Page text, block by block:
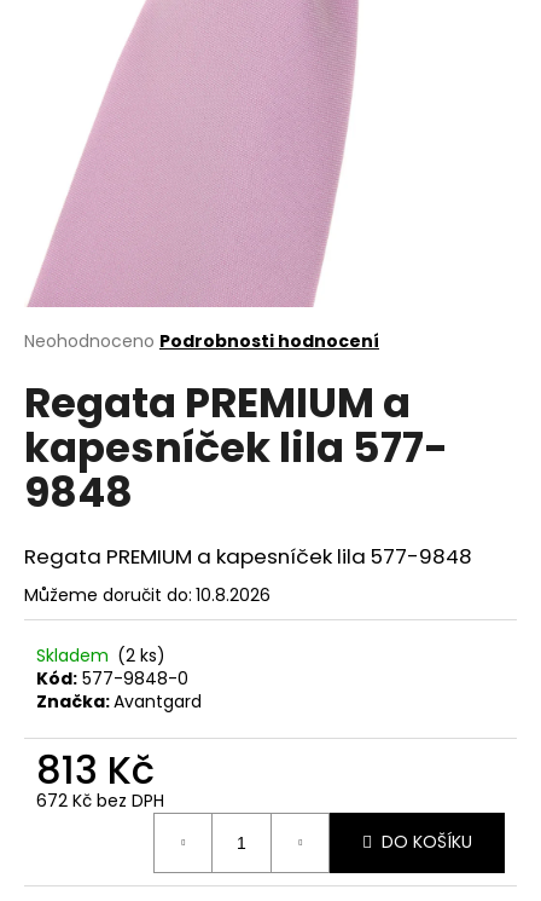
Průměrné
produktu
je
0,0
5
hvězdiček.
Neohodnoceno Podrobnosti hodnocení
Regata PREMIUM a
kapesníček lila 577-
9848
Regata PREMIUM a kapesníček lila 577-9848
Můžeme doručit do: 10.8.2026
Skladem (2 ks)
Kód: 577-9848-0
Značka:Avantgard
813 Kč
672 Kč bez DPH
DO KOŠÍKU
HLEDAT
D
o
p
o
r
č
u
j
e
m
e
KRAVATA
LUX
LIMETKOVÁ
561-
Kč